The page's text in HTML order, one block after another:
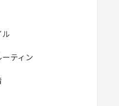
ティン